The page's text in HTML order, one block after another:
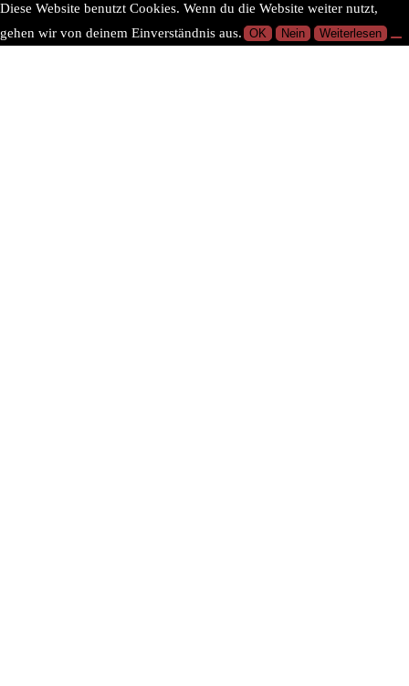
Diese Website benutzt Cookies. Wenn du die Website weiter nutzt,
gehen wir von deinem Einverständnis aus. OK Nein Weiterlesen